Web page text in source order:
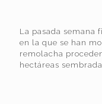
La pasada semana
en la que se han
remolacha
hectáreas